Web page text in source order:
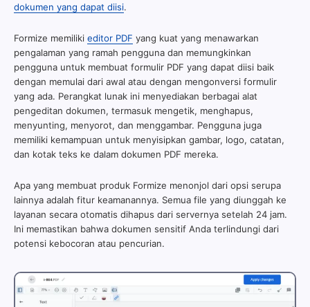
dokumen yang dapat diisi.
Formize memiliki editor PDF yang kuat yang menawarkan
pengalaman yang ramah pengguna dan memungkinkan
pengguna untuk membuat formulir PDF yang dapat diisi baik
dengan memulai dari awal atau dengan mengonversi formulir
yang ada. Perangkat lunak ini menyediakan berbagai alat
pengeditan dokumen, termasuk mengetik, menghapus,
menyunting, menyorot, dan menggambar. Pengguna juga
memiliki kemampuan untuk menyisipkan gambar, logo, catatan,
dan kotak teks ke dalam dokumen PDF mereka.
Apa yang membuat produk Formize menonjol dari opsi serupa
lainnya adalah fitur keamanannya. Semua file yang diunggah ke
layanan secara otomatis dihapus dari servernya setelah 24 jam.
Ini memastikan bahwa dokumen sensitif Anda terlindungi dari
potensi kebocoran atau pencurian.